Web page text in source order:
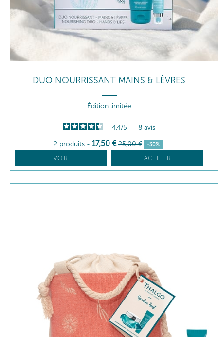
DUO NOURRISSANT MAINS & LÈVRES
Édition limitée
4.4/5 - 8 avis
2 produits - 17,50 € 25,00 € -30%
VOIR ACHETER